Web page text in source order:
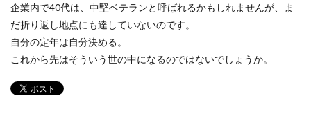
企業内で40代は、中堅ベテランと呼ばれるかもしれませんが、ま
だ折り返し地点にも達していないのです。
自分の定年は自分決める。
これから先はそういう世の中になるのではないでしょうか。